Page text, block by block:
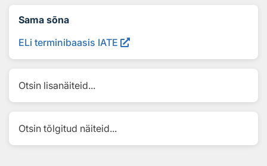
Sama sõna
ELi terminibaasis IATE
Otsin lisanäiteid...
Otsin tõlgitud näiteid...